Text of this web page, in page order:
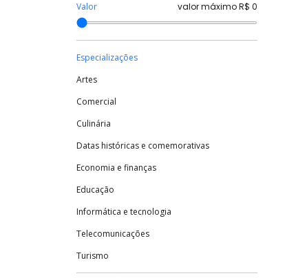
Valor valor máximo R$ 0
Especializações
Artes
Comercial
Culinária
Datas históricas e comemorativas
Economia e finanças
Educação
Informática e tecnologia
Telecomunicações
Turismo